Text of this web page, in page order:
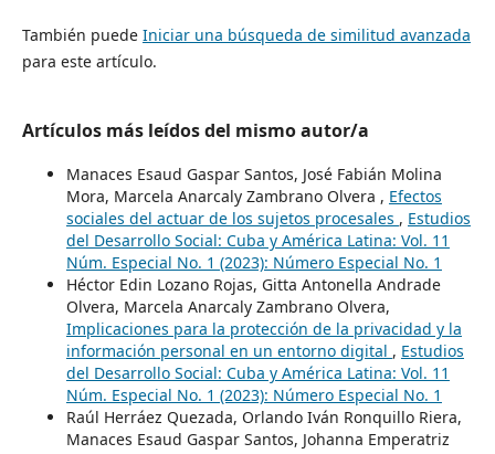
También puede Iniciar una búsqueda de similitud avanzada
para este artículo.
Artículos más leídos del mismo autor/a
Manaces Esaud Gaspar Santos, José Fabián Molina
Mora, Marcela Anarcaly Zambrano Olvera , Efectos
sociales del actuar de los sujetos procesales , Estudios
del Desarrollo Social: Cuba y América Latina: Vol. 11
Núm. Especial No. 1 (2023): Número Especial No. 1
Héctor Edin Lozano Rojas, Gitta Antonella Andrade
Olvera, Marcela Anarcaly Zambrano Olvera,
Implicaciones para la protección de la privacidad y la
información personal en un entorno digital , Estudios
del Desarrollo Social: Cuba y América Latina: Vol. 11
Núm. Especial No. 1 (2023): Número Especial No. 1
Raúl Herráez Quezada, Orlando Iván Ronquillo Riera,
Manaces Esaud Gaspar Santos, Johanna Emperatriz